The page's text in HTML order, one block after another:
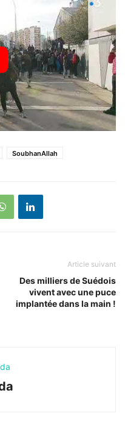
SoubhanAllah
Article suivant
Des milliers de Suédois
vivent avec une puce
implantée dans la main !